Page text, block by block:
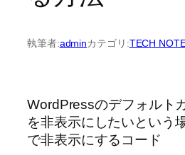
執筆者:adminカテゴリ:TECH
WordPressのデフォルト
を非表示にしたいという
で非表示にするコード